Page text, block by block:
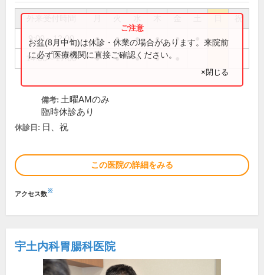
祝
9:00～12:00 ● ● ● ● ●
14:00～17:00 ● ● ● ●
お盆(8月中旬)は休診・休業の場合があります。来院前
に必ず医療機関に直接ご確認ください。
×閉じる
備考: 土曜AMのみ
臨時休診あり
休診日: 日、祝
この医院の詳細をみる
アクセス数※
宇土内科胃腸科医院